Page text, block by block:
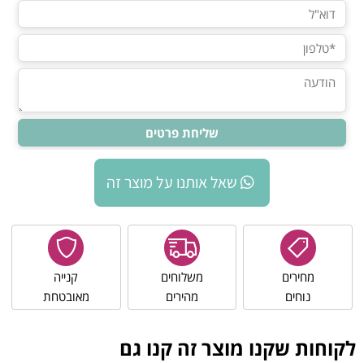
שאל אותנו על מוצר זה
מחירים
נוחים
משלוחים
מהירים
קנייה
מאובטחת
לקוחות שקנו מוצר זה קנו גם